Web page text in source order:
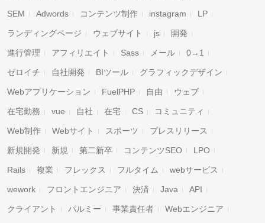
SEM Adwords コンテンツ制作 instagram LP
ランディングページ ウェブサイト js 開発
進行管理 アフィリエイト Sass メール 0→1
ゼロイチ 自社開発 BIツール グラフィックデザイン
Webアプリケーション FuelPHP 自由 ウェブ
在宅勤務 vue 自社 在宅 CS コミュニティ
Web制作 Webサイト スポーツ プレスリリース
新規開発 新規 第二新卒 コンテンツSEO LPO
Rails 複業 フレックス フルタイム webサービス
wework フロントエンジニア 決済 Java API
クライアント パルミー 事業責任者 Webエンジニア